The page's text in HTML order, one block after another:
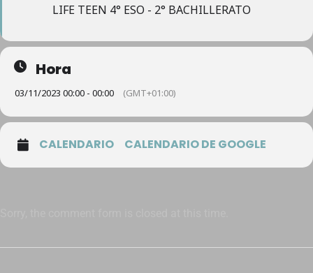
LIFE TEEN 4° ESO - 2° BACHILLERATO
Hora
03/11/2023 00:00 - 00:00 (GMT+01:00)
CALENDARIO CALENDARIO DE GOOGLE